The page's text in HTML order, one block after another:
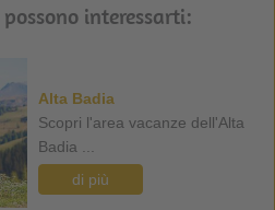
interessarti:
Alta Badia
Scopri l'area vacanze dell'Alta
Badia ...
di più